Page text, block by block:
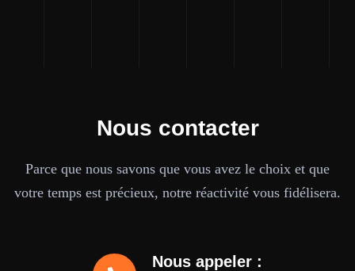
Nous contacter
Parce que nous savons que vous avez le choix et que
votre temps est précieux, notre réactivité vous fidélisera.
Nous appeler :